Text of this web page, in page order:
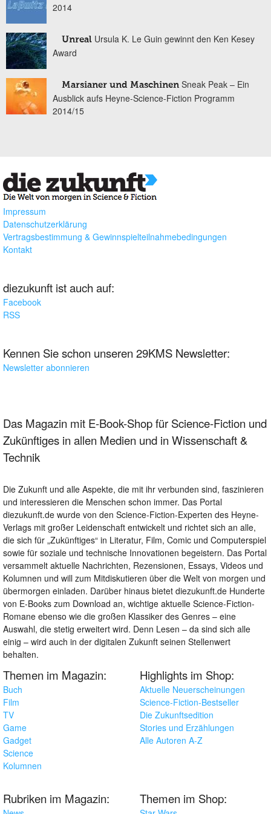
2014
Unreal Ursula K. Le Guin gewinnt den Ken Kesey
Award
Marsianer und Maschinen Sneak Peak – Ein
Ausblick aufs Heyne-Science-Fiction Programm
2014/15
Impressum
Datenschutzerklärung
Vertragsbestimmung & Gewinnspielteilnahmebedingungen
Kontakt
diezukunft ist auch auf:
Facebook
RSS
Kennen Sie schon unseren 29KMS Newsletter:
Newsletter abonnieren
Das Magazin mit E-Book-Shop für Science-Fiction und
Zukünftiges in allen Medien und in Wissenschaft &
Technik
Die Zukunft und alle Aspekte, die mit ihr verbunden sind, faszinieren
und interessieren die Menschen schon immer. Das Portal
diezukunft.de wurde von den Science-Fiction-Experten des Heyne-
Verlags mit großer Leidenschaft entwickelt und richtet sich an alle,
die sich für „Zukünftiges“ in Literatur, Film, Comic und Computerspiel
sowie für soziale und technische Innovationen begeistern. Das Portal
versammelt aktuelle Nachrichten, Rezensionen, Essays, Videos und
Kolumnen und will zum Mitdiskutieren über die Welt von morgen und
übermorgen einladen. Darüber hinaus bietet diezukunft.de Hunderte
von E-Books zum Download an, wichtige aktuelle Science-Fiction-
Romane ebenso wie die großen Klassiker des Genres – eine
Auswahl, die stetig erweitert wird. Denn Lesen – da sind sich alle
einig – wird auch in der digitalen Zukunft seinen Stellenwert
behalten.
Themen im Magazin:
Buch
Film
TV
Game
Gadget
Science
Kolumnen
Highlights im Shop:
Aktuelle Neuerscheinungen
Science-Fiction-Bestseller
Die Zukunftsedition
Stories und Erzählungen
Alle Autoren A-Z
Rubriken im Magazin: Themen im Shop: